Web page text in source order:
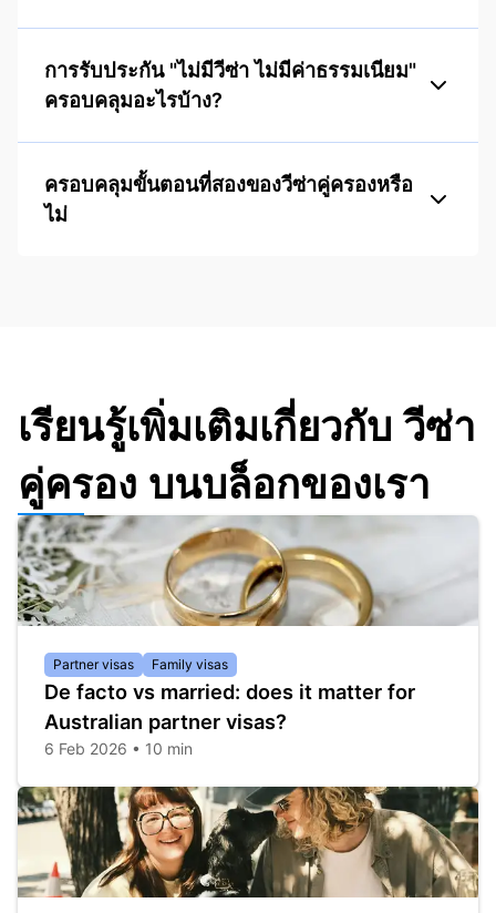
การรับประกัน "ไม่มีวีซ่า ไม่มีค่าธรรมเนียม"
ครอบคลุมอะไรบ้าง?
ครอบคลุมขั้นตอนที่สองของวีซ่าคู่ครองหรือ
ไม่
เรียนรู้เพิ่มเติมเกี่ยวกับ วีซ่า
คู่ครอง บนบล็อกของเรา
Partner visas Family visas
De facto vs married: does it matter for
Australian partner visas?
6 Feb 2026 • 10 min